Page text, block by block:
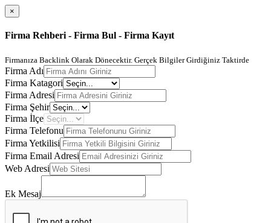
×
Firma Rehberi - Firma Bul - Firma Kayıt
Firmanıza Backlink Olarak Dönecektir. Gerçek Bilgiler Girdiğiniz Taktirde
Firma Adı
Firma Katagori
Firma Adresi
Firma Şehir
Firma İlçe
Firma Telefonu
Firma Yetkilisi
Firma Email Adresi
Web Adresi
Ek Mesaj